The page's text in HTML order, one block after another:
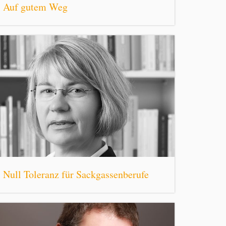
Auf gutem Weg
Null Toleranz für Sackgassenberufe